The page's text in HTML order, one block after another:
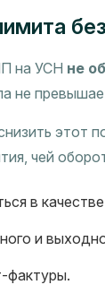
на УСН не
не
этот
чей
в
и
фактуры.